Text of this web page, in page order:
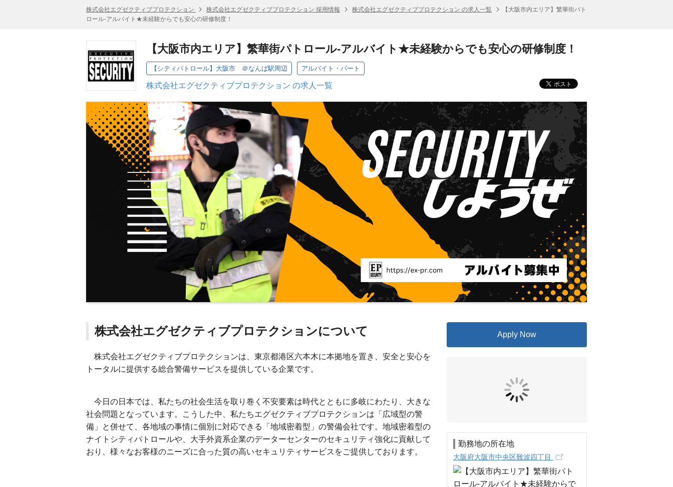
株式会社エグゼクティブプロテクション 株式会社エグゼクティブプロテクション 採用情報 株式会社エグゼクティブプロテクション の求人一覧
【大阪市内エリア】繁華街パト
ロール-アルバイト★未経験からでも安心の研修制度！
【大阪市内エリア】繁華街パトロール-アルバイト★未経験からでも安心の研修制度！
【シティパトロール】大阪市 ＠なんば駅周辺 アルバイト・パート
株式会社エグゼクティブプロテクション の求人一覧
株式会社エグゼクティブプロテクションについて
株式会社エグゼクティブプロテクションは、東京都港区六本木に本拠地を置き、安全と安心を
トータルに提供する総合警備サービスを提供している企業です。
今日の日本では、私たちの社会生活を取り巻く不安要素は時代とともに多岐にわたり、大きな
社会問題となっています。こうした中、私たちエグゼクティブプロテクションは「広域型の警
備」と併せて、各地域の事情に個別に対応できる「地域密着型」の警備会社です。地域密着型の
ナイトシティパトロールや、大手外資系企業のデーターセンターのセキュリティ強化に貢献して
おり、様々なお客様のニーズに合った質の高いセキュリティサービスをご提供しております。
Apply Now
勤務地の所在地
大阪府大阪市中央区難波四丁目